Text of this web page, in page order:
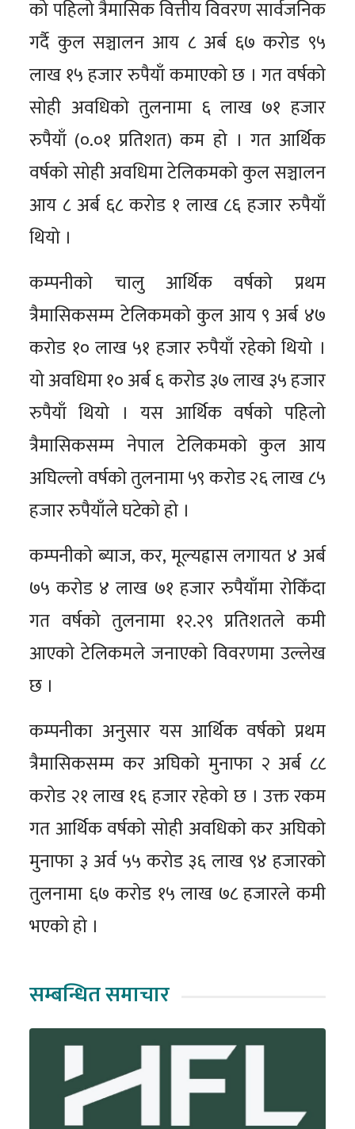
को पहिलो त्रैमासिक वित्तीय विवरण सार्वजनिक
गर्दै कुल सञ्चालन आय ८ अर्ब ६७ करोड ९५
लाख १५ हजार रुपैयाँ कमाएको छ । गत वर्षको
सोही अवधिको तुलनामा ६ लाख ७१ हजार
रुपैयाँ (०.०१ प्रतिशत) कम हो । गत आर्थिक
वर्षको सोही अवधिमा टेलिकमको कुल सञ्चालन
आय ८ अर्ब ६८ करोड १ लाख ८६ हजार रुपैयाँ
थियो ।
कम्पनीको चालु आर्थिक वर्षको प्रथम
त्रैमासिकसम्म टेलिकमको कुल आय ९ अर्ब ४७
करोड १० लाख ५१ हजार रुपैयाँ रहेको थियो ।
यो अवधिमा १० अर्ब ६ करोड ३७ लाख ३५ हजार
रुपैयाँ थियो । यस आर्थिक वर्षको पहिलो
त्रैमासिकसम्म नेपाल टेलिकमको कुल आय
अघिल्लो वर्षको तुलनामा ५९ करोड २६ लाख ८५
हजार रुपैयाँले घटेको हो ।
कम्पनीको ब्याज, कर, मूल्यह्रास लगायत ४ अर्ब
७५ करोड ४ लाख ७१ हजार रुपैयाँमा रोकिँदा
गत वर्षको तुलनामा १२.२९ प्रतिशतले कमी
आएको टेलिकमले जनाएको विवरणमा उल्लेख
छ ।
कम्पनीका अनुसार यस आर्थिक वर्षको प्रथम
त्रैमासिकसम्म कर अघिको मुनाफा २ अर्ब ८८
करोड २१ लाख १६ हजार रहेको छ । उक्त रकम
गत आर्थिक वर्षको सोही अवधिको कर अघिको
मुनाफा ३ अर्व ५५ करोड ३६ लाख ९४ हजारको
तुलनामा ६७ करोड १५ लाख ७८ हजारले कमी
भएको हो ।
सम्बन्धित समाचार